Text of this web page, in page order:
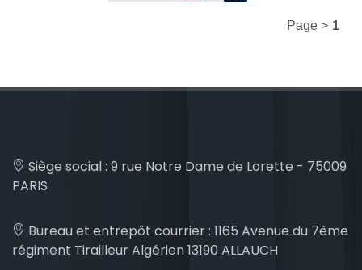
Page > 1
Siège social : 9 rue Notre Dame de Lorette - 75009
PARIS
Bureau et entrepôt courrier : 1165 Avenue du 7ème
régiment Tirailleur Algérien 13190 ALLAUCH